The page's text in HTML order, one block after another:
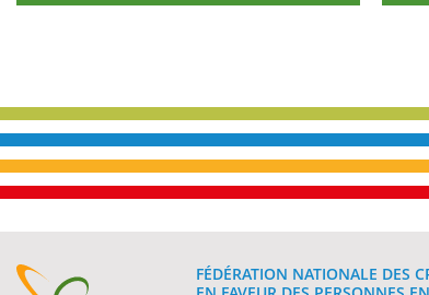
FÉDÉRATION NATIONALE DES